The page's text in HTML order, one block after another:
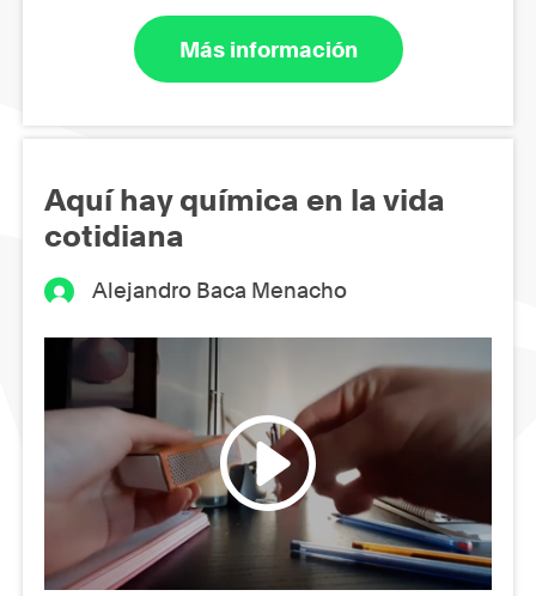
Más información
Aquí hay química en la vida
cotidiana
Alejandro Baca Menacho